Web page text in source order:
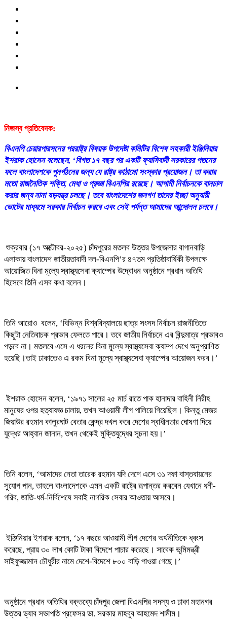
নিজস্ব প্রতিবেদক:
বিএনপি চেয়ারপারসনের পররাষ্ট্র বিষয়ক উপদেষ্টা কমিটির বিশেষ সহকারী ইঞ্জিনিয়ার
ইশরাক হোসেন বলেছেন, ‘বিগত ১৭ বছর পর একটি ফ্যাসিবাদী সরকারের পতনের
ফলে বাংলাদেশকে পুনর্গঠনের জন্য যে রাষ্ট্র কাঠামো সংস্কার প্রয়োজন। তা করার
মতো রাজনৈতিক শক্তি, মেধা ও প্রজ্ঞা বিএনপির রয়েছে। আগামী নির্বাচনকে বানচাল
করার জন্য নানা ষড়যন্ত্র চলছে। তবে বাংলাদেশের জনগণ তাদের ইচ্ছা অনুযায়ী
ভোটের মাধ্যমে সরকার নির্বাচন করবে এবং সেই পর্যন্ত আমাদের আন্দোলন চলবে।
শুক্রবার (১৭ অক্টোবর-২০২৫) চাঁদপুরের মতলব উত্তর উপজেলার বাগানবাড়ি
এলাকায় বাংলাদেশ জাতীয়তাবাদী দল-বিএনপি’র ৪৭তম প্রতিষ্ঠাবার্ষিকী উপলক্ষে
আয়োজিত বিনা মূল্যে স্বাস্থ্যসেবা ক্যাম্পের উদ্বোধন অনুষ্ঠানে প্রধান অতিথি
হিসেবে তিনি এসব কথা বলেন।
তিনি আরোও বলেন, ‘বিভিন্ন বিশ্ববিদ্যালয়ে ছাত্র সংসদ নির্বাচন রাজনীতিতে
কিছুটা নেতিবাচক প্রভাব ফেলতে পারে। তবে জাতীয় নির্বাচনে এর বিন্দুমাত্র প্রভাবও
পড়বে না। মতলবে এসে এ ধরনের বিনা মূল্যে স্বাস্থ্যসেবা ক্যাম্প দেখে অনুপ্রাণিত
হয়েছি।তাই ঢাকাতেও এ রকম বিনা মূল্যে স্বাস্থ্যসেবা ক্যাম্পের আয়োজন করব।’
ইশরাক হোসেন বলেন, ‘১৯৭১ সালের ২৫ মার্চ রাতে পাক হানাদার বাহিনী নিরীহ
মানুষের ওপর হত্যাযজ্ঞ চালায়, তখন আওয়ামী লীগ পালিয়ে গিয়েছিল। কিন্তু মেজর
জিয়াউর রহমান কালুরঘাট বেতার কেন্দ্র দখল করে দেশের স্বাধীনতার ঘোষণা দিয়ে
যুদ্ধের আহ্বান জানান, তখন থেকেই মুক্তিযুদ্ধের সূচনা হয়।’
তিনি বলেন, ‘আমাদের নেতা তারেক রহমান যদি দেশে এসে ৩১ দফা বাস্তবায়নের
সুযোগ পান, তাহলে বাংলাদেশকে এমন একটি রাষ্ট্রে রূপান্তর করবেন যেখানে ধনী-
গরিব, জাতি-ধর্ম-নির্বিশেষে সবাই নাগরিক সেবার আওতায় আসবে।
ইঞ্জিনিয়ার ইশরাক বলেন, ‘১৭ বছরে আওয়ামী লীগ দেশের অর্থনীতিকে ধ্বংস
করেছে, প্রায় ৩০ লাখ কোটি টাকা বিদেশে পাচার করেছে। সাবেক ভূমিমন্ত্রী
সাইফুজ্জামান চৌধুরীর নামে দেশে-বিদেশে ৮০০ বাড়ি পাওয়া গেছে।’
অনুষ্ঠানে প্রধান অতিথির বক্তব্যে চাঁদপুর জেলা বিএনপির সদস্য ও ঢাকা মহানগর
উত্তর ড্যাব সভাপতি প্রফেসর ডা. সরকার মাহবুব আহমেদ শামীম।